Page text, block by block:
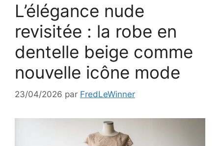
L’élégance nude
revisitée : la robe en
dentelle beige comme
nouvelle icône mode
23/04/2026 par FredLeWinner